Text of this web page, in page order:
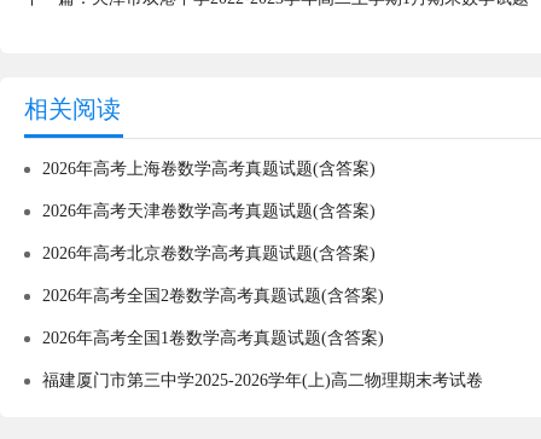
相关阅读
2026年高考上海卷数学高考真题试题(含答案)
2026年高考天津卷数学高考真题试题(含答案)
2026年高考北京卷数学高考真题试题(含答案)
2026年高考全国2卷数学高考真题试题(含答案)
2026年高考全国1卷数学高考真题试题(含答案)
福建厦门市第三中学2025-2026学年(上)高二物理期末考试卷